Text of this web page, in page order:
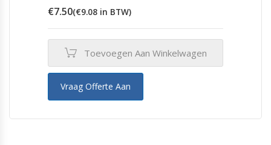
€7.50(€9.08 in BTW)
Toevoegen Aan Winkelwagen
Vraag Offerte Aan